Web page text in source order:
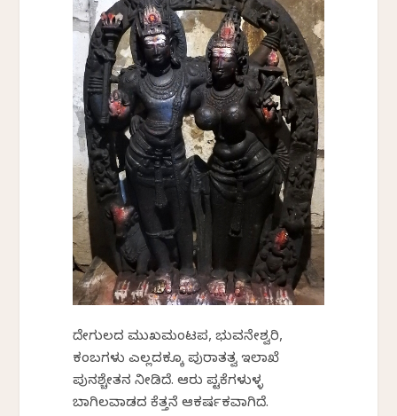
ದೇಗುಲದ ಮುಖಮಂಟಪ, ಭುವನೇಶ್ವರಿ,
ಕಂಬಗಳು ಎಲ್ಲದಕ್ಕೂ ಪುರಾತತ್ವ ಇಲಾಖೆ
ಪುನಶ್ಚೇತನ ನೀಡಿದೆ. ಆರು ಪಟ್ಟಿಕೆಗಳುಳ್ಳ
ಬಾಗಿಲವಾಡದ ಕೆತ್ತನೆ ಆಕರ್ಷಕವಾಗಿದೆ.